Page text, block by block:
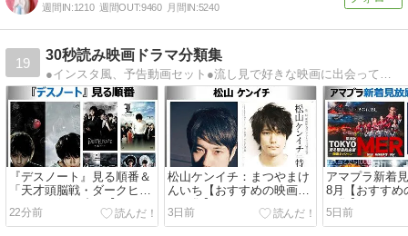
週間IN:1210 週間OUT:9460 月間IN:5240
19
30秒読み映画ドラマ分類集
『デスノート』見る順番＆
「天才頭脳戦・ダークヒー
ロー」の似た映画【おすす
めの映画ドラマ集】
22分前
松山ケンイチ：まつやまけ
んいち【おすすめの映画ド
ラマ集】
3日前
アマプラ新着
8月【おすすめ
マ集】
5日前